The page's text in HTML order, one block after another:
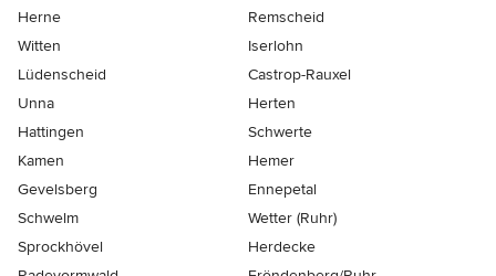
Herne
Remscheid
Witten
Iserlohn
Lüdenscheid
Castrop-Rauxel
Unna
Herten
Hattingen
Schwerte
Kamen
Hemer
Gevelsberg
Ennepetal
Schwelm
Wetter (Ruhr)
Sprockhövel
Herdecke